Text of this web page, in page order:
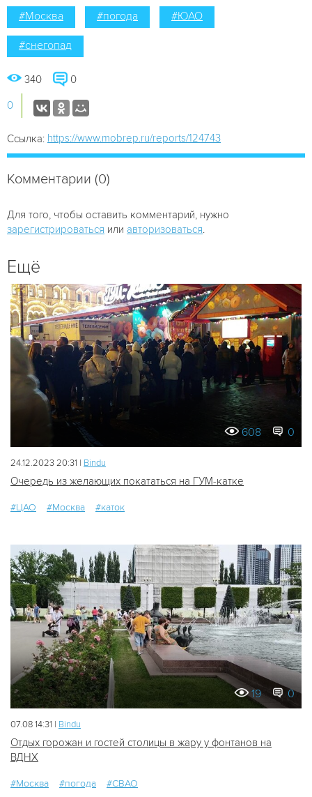
#Москва #погода #ЮАО
#снегопад
340 0
0
Ссылка: https://www.mobrep.ru/reports/124743
Комментарии (0)
Для того, чтобы оставить комментарий, нужно
зарегистрироваться или авторизоваться
Ещё
608 0
24.12.2023 20:31 | Bindu
Очередь из желающих покататься на ГУМ-катке
#ЦАО #Москва #каток
19 0
07.08 14:31 | Bindu
Отдых горожан и гостей столицы в жару у фонтанов на
ВДНХ
#Москва #погода #СВАО